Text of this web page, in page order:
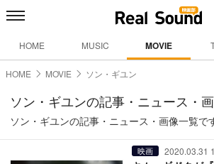
HOME MUSIC MOVIE
HOME MOVIE ソン・ギユン
ソン・ギユンの記事・ニュース・
ソン・ギユンの記事・ニュース・画像一覧で
映画 2020.03.31